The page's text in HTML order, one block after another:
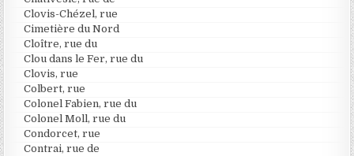
Clovis-Chézel, rue
Cimetière du Nord
Cloître, rue du
Clou dans le Fer, rue du
Clovis, rue
Colbert, rue
Colonel Fabien, rue du
Colonel Moll, rue du
Condorcet, rue
Contrai, rue de